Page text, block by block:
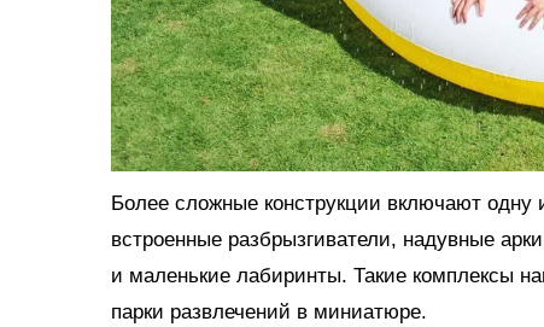
Более сложные конструкции включают одну
встроенные разбрызгиватели, надувные
и маленькие лабиринты. Такие комплексы
парки развлечений в миниатюре.